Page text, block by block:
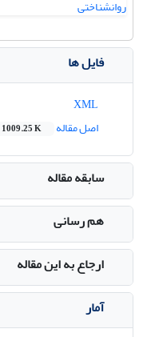
فایل ها
اصل مقاله
1009.25 K
سابقه مقاله
هم رسانی
ارجاع به این مقاله
آمار